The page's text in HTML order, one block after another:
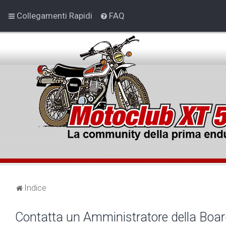
Collegamenti Rapidi FAQ
Indice
Contatta un Amministratore della